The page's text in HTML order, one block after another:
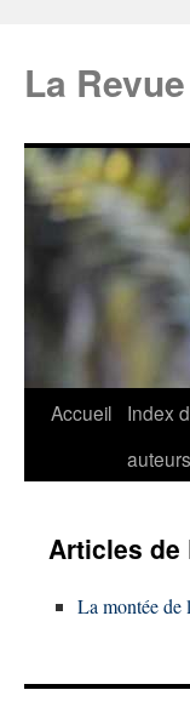
La
Accueil
Index
auteurs
Articles de
La montée de